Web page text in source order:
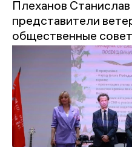
Плеханов
представители
общественные